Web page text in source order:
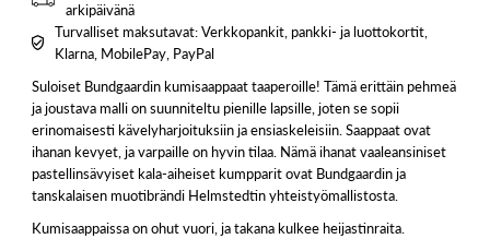
arkipäivänä
Turvalliset maksutavat: Verkkopankit, pankki- ja luottokortit,
Klarna, MobilePay, PayPal
Suloiset Bundgaardin kumisaappaat taaperoille! Tämä erittäin pehmeä
ja joustava malli on suunniteltu pienille lapsille, joten se sopii
erinomaisesti kävelyharjoituksiin ja ensiaskeleisiin. Saappaat ovat
ihanan kevyet, ja varpaille on hyvin tilaa. Nämä ihanat vaaleansiniset
pastellinsävyiset kala-aiheiset kumpparit ovat Bundgaardin ja
tanskalaisen muotibrändi Helmstedtin yhteistyömallistosta.
Kumisaappaissa on ohut vuori, ja takana kulkee heijastinraita.